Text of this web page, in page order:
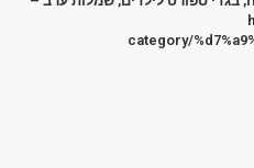
category/